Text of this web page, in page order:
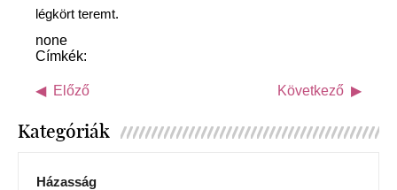
légkört teremt.
none
Címkék:
Előző Következő
Kategóriák
Házasság